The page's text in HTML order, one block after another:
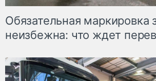
Обязательная маркировка
неизбежна: что ждет